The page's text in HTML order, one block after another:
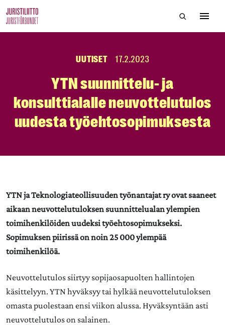
to
Hae
UUTISET 17.2.2023
YTN suunnittelu- ja
konsulttialalle neuvottelutulos
uudesta työehtosopimuksesta
YTN ja Teknologiateollisuuden työnantajat ry ovat saaneet
aikaan neuvottelutuloksen suunnittelualan ylempien
toimihenkilöiden uudeksi työehtosopimukseksi.
Sopimuksen piirissä on noin 25 000 ylempää
toimihenkilöä.
Neuvottelutulos siirtyy sopijaosapuolten hallintojen
käsittelyyn. YTN hyväksyy tai hylkää neuvottelutuloksen
omasta puolestaan ensi viikon alussa. Hyväksyntään asti
neuvottelutulos on salainen.